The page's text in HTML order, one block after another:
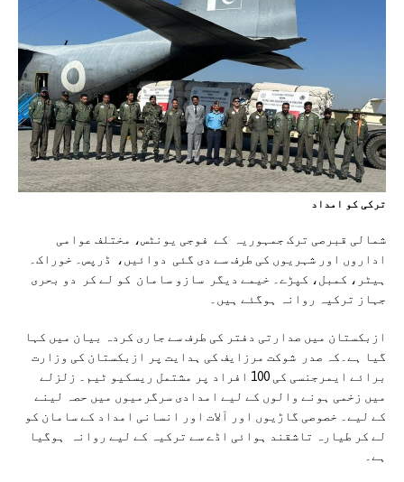
ترکی کو امداد
شمالی قبرصی ترک جمہوریہ کے فوجی یونٹس، مختلف عوامی
اداروں اور شہریوں کی طرف سے دی گئی دوائیں، ڈرپس۔ خوراک۔
ہیٹر، کمبل، کپڑے۔ خیمے دیگر سازو سامان کو لے کر دو بحری
جہاز ترکیہ روانہ ہوگئے ہیں۔
ازبکستان میں صدارتی دفتر کی طرف سے جاری کردہ بیان میں کہا
گیا ہے۔کہ صدر شوکت مرزایف کی ہدایت پر ازبکستان کی وزارت
برائے ایمرجنسی کی 100 افراد پر مشتمل ریسکیو ٹیم۔ زلزلے
میں زخمی ہونے والوں کے لیے امدادی سرگرمیوں میں حصہ لینے
کے لیے۔ خصوصی گاڑیوں اور آلات اور انسانی امداد کے سامان کو
لے کر طیارہ تاشقند ہوائی اڈے سے ترکیہ کے لیے روانہ ہوگیا
ہے۔